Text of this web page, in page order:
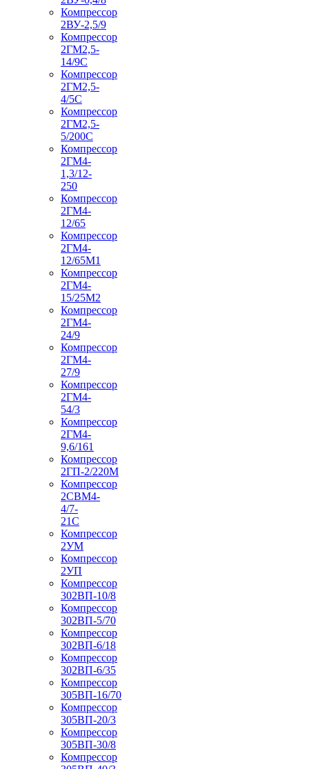
Компрессор
2ВУ-2,5/9
Компрессор
2ГМ2,5-
14/9С
Компрессор
2ГМ2,5-
4/5С
Компрессор
2ГМ2,5-
5/200С
Компрессор
2ГМ4-
1,3/12-
250
Компрессор
2ГМ4-
12/65
Компрессор
2ГМ4-
12/65М1
Компрессор
2ГМ4-
15/25М2
Компрессор
2ГМ4-
24/9
Компрессор
2ГМ4-
27/9
Компрессор
2ГМ4-
54/3
Компрессор
2ГМ4-
9,6/161
Компрессор
2ГП-2/220М
Компрессор
2СВМ4-
4/7-
21С
Компрессор
2УМ
Компрессор
2УП
Компрессор
302ВП-10/8
Компрессор
302ВП-5/70
Компрессор
302ВП-6/18
Компрессор
302ВП-6/35
Компрессор
305ВП-16/70
Компрессор
305ВП-20/3
Компрессор
305ВП-30/8
Компрессор